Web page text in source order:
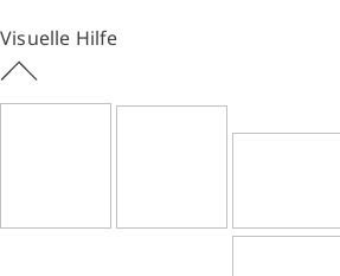
Visuelle Hilfe